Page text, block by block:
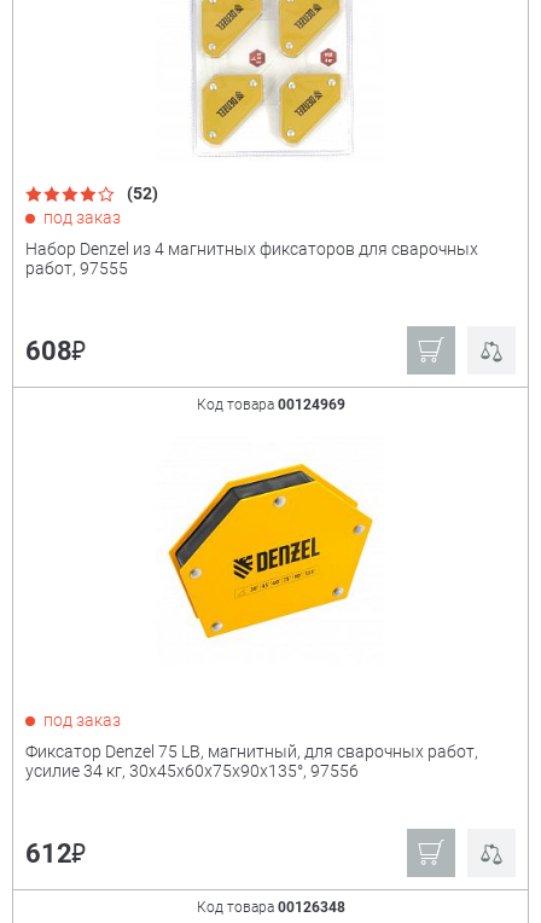
(52)
под заказ
Набор Denzel из 4 магнитных фиксаторов для сварочных
работ, 97555
608₽
Код товара 00124969
под заказ
Фиксатор Denzel 75 LB, магнитный, для сварочных работ,
усилие 34 кг, 30х45х60х75х90х135°, 97556
612₽
Код товара 00126348